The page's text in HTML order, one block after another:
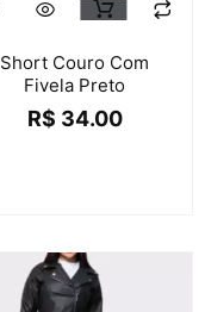
Short Couro Com
Fivela Preto
R$ 34.00